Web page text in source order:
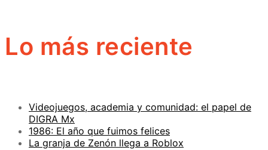
Lo más reciente
Videojuegos, academia y comunidad: el papel de
DIGRA Mx
1986: El año que fuimos felices
La granja de Zenón llega a Roblox